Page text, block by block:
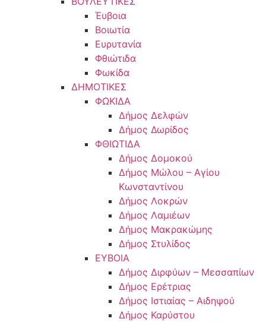
Έυβοια
Βοιωτία
Ευρυτανία
Φθιώτιδα
Φωκίδα
ΔΗΜΟΤΙΚΕΣ
ΦΩΚΙΔΑ
Δήμος Δελφών
Δήμος Δωρίδος
ΦΘΙΩΤΙΔΑ
Δήμος Δομοκού
Δήμος Μώλου – Αγίου
Κωνσταντίνου
Δήμος Λοκρών
Δήμος Λαμιέων
Δήμος Μακρακώμης
Δήμος Στυλίδος
ΕΥΒΟΙΑ
Δήμος Διρφύων – Μεσσαπίων
Δήμος Ερέτριας
Δήμος Ιστιαίας – Αιδηψού
Δήμος Καρύστου